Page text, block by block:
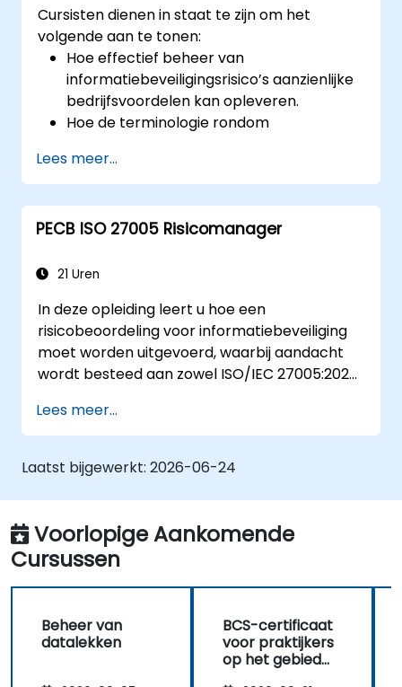
Cursisten dienen in staat te zijn om het
volgende aan te tonen:
Hoe effectief beheer van
informatiebeveiligingsrisico’s aanzienlijke
bedrijfsvoordelen kan opleveren.
Hoe de terminologie rondom
uit te leggen en optimaal toe te passen.
Hoe dreigingen- en
kwetsbaarheidsanalyse,
bedrijfsimpactanalyses en risico-
De principes achter beheersmaatregelen
Hoe de resultaten op een manier te
presenteren die dient als basis voor een
plan ter behandeling van risico’s.
Het toepassen van systemen voor
informatieclassificatie.
Lees meer...
PECB ISO 27005 Risicomanager
21 Uren
In deze opleiding leert u hoe een
risicobeoordeling voor informatiebeveiliging
moet worden uitgevoerd, waarbij aandacht
wordt besteed aan zowel ISO/IEC 27005:2022
omvat de cursus ook praktische oefeningen,
quizzen en casestudy’s, wat deze opleiding tot
een bijzonder boeiende leerervaring maakt.
Lees meer...
Laatst bijgewerkt: 2026-06-24
Voorlopige Aankomende
Cursussen
Beheer van
datalekken
BCS-certificaat
voor praktijkers
op het gebied